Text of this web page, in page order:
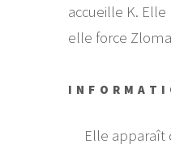
accueille K.
elle force
Elle apparaît